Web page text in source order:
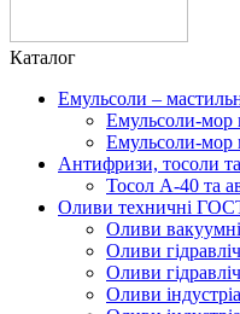
Каталог
Емульсоли –
Емульсоли-мор
Емульсоли-мор
Антифризи, тосоли та
Тосол А-40 та
Оливи техничні
Оливи
Оливи
Оливи
Оливи